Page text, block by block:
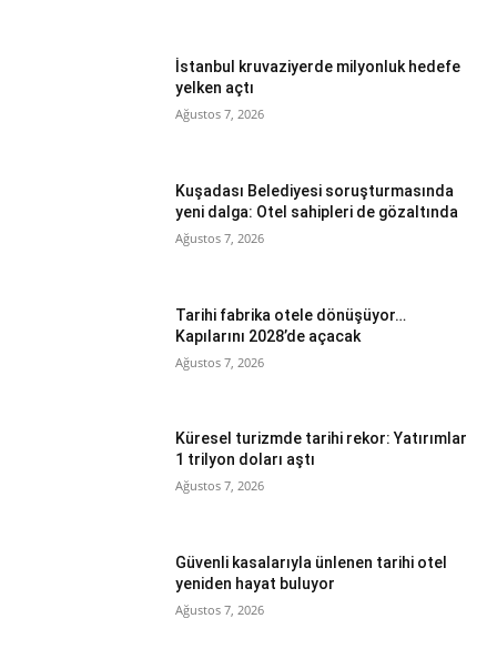
İstanbul kruvaziyerde milyonluk hedefe
yelken açtı
Ağustos 7, 2026
Kuşadası Belediyesi soruşturmasında
yeni dalga: Otel sahipleri de gözaltında
Ağustos 7, 2026
Tarihi fabrika otele dönüşüyor…
Kapılarını 2028’de açacak
Ağustos 7, 2026
Küresel turizmde tarihi rekor: Yatırımlar
1 trilyon doları aştı
Ağustos 7, 2026
Güvenli kasalarıyla ünlenen tarihi otel
yeniden hayat buluyor
Ağustos 7, 2026